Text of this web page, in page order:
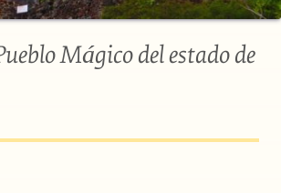
Mágico del estado de